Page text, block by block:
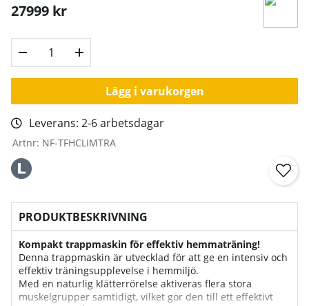
27999 kr
Lägg i varukorgen
Leverans: 2-6 arbetsdagar
Artnr: NF-TFHCLIMTRA
PRODUKTBESKRIVNING
Kompakt trappmaskin för effektiv hemmaträning!
Denna trappmaskin är utvecklad för att ge en intensiv och
effektiv träningsupplevelse i hemmiljö.
Med en naturlig klätterrörelse aktiveras flera stora
muskelgrupper samtidigt, vilket gör den till ett effektivt